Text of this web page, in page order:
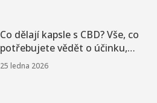
Co dělají kapsle s CBD? Vše, co
potřebujete vědět o účinku,
dávkování a bezpečnosti
25 ledna 2026